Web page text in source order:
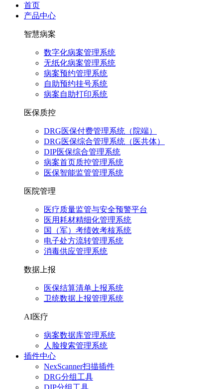
首页
产品中心
智慧病案
数字化病案管理系统
无纸化病案管理系统
病案预约管理系统
自助预约挂号系统
病案自助打印系统
医保质控
DRG医保付费管理系统（院端）
DRG医保综合管理系统（医共体）
DIP医保综合管理系统
病案首页质控管理系统
医保智能监管管理系统
医院管理
医疗质量监管与安全预警平台
医用耗材精细化管理系统
国（军）考绩效考核系统
电子处方流转管理系统
消毒供应管理系统
数据上报
医保结算清单上报系统
卫统数据上报管理系统
AI医疗
病案数据库管理系统
人脸搜索管理系统
插件中心
NexScanner扫描插件
DRG分组工具
DIP分组工具